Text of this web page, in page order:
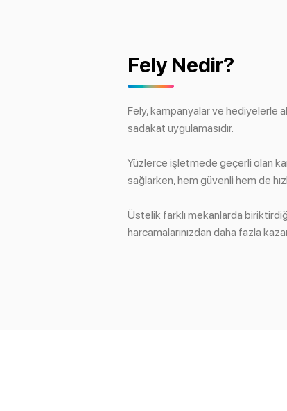
Fely Nedir?
Fely, kampanyalar ve hediyelerle
sadakat uygulamasıdır.
Yüzlerce işletmede geçerli olan
sağlarken, hem güvenli hem de
Üstelik farklı mekanlarda
harcamalarınızdan daha fazla